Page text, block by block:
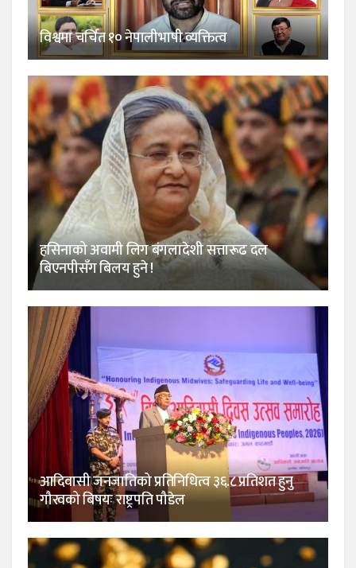
विश्वमा चर्चित १० नेपालीभाषी व्यक्तित्व
हसिनाको अवामी लिग बंगलादेशी सत्तारूढ दल
बिएनपीसँग बिलय हुने !
आदिवासी जनजातिको प्रतिनिधित्व ३६.८ प्रतिशत हुनु
गौरवको बिषयः राष्ट्रपति पौडेल